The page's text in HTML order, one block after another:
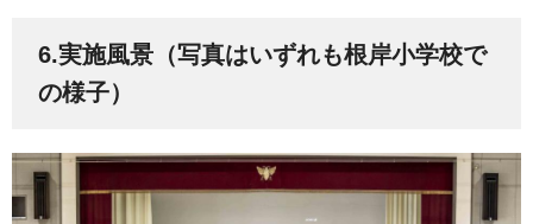
6.実施風景（写真はいずれも根岸小学校で
の様子）